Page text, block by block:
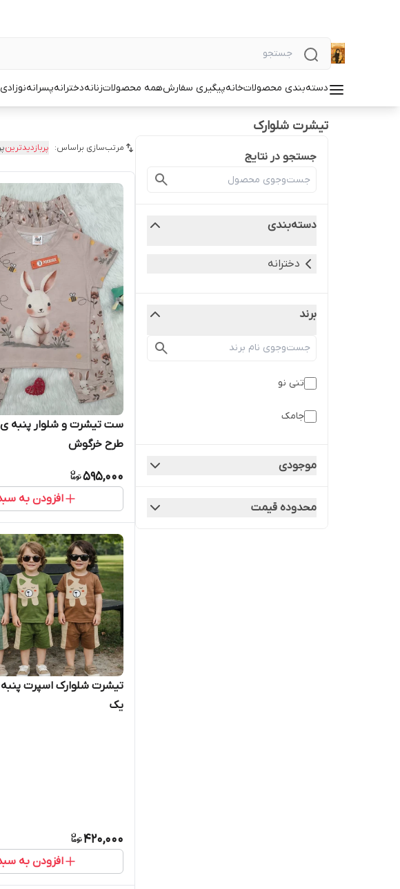
دسته‌بندی محصولاتخانهپیگیری سفارشهمه محصولاتزنانهدخترانهپسرانهنوزادی
تیشرت شلوارک
جستجو در نتایج
دسته‌بندی
دخترانه
برند
تنی نو
جامک
موجودی
محدوده قیمت
مرتب‌سازی براساس: پربازدیدترین
ست تیشرت و شلوار پنبه ی
طرح خرگوش
595,000
افزودن به
تیشرت شلوارک اسپرت
یک
420,000
افزودن به